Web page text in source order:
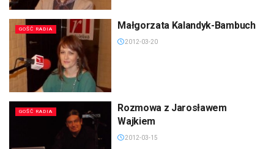
GOŚĆ RADIA Małgorzata Kalandyk-Bambuch
2012-03-20
GOŚĆ RADIA
Rozmowa z Jarosławem
Wajkiem
2012-03-15